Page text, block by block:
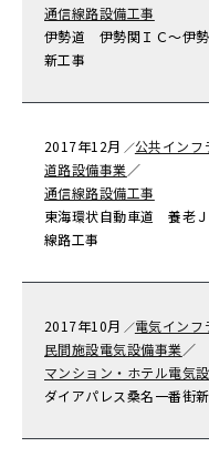
通信線路設備工事
伊勢道 伊勢関ＩＣ～伊
新工事
2017年12月 ／公共インフ
道路設備事業／
通信線路設備工事
東海環状自動車道 養老
線路工事
2017年10月 ／電気インフ
民間施設電気設備事業／
マンション・ホテル電気
ダイアパレス桑名一番街